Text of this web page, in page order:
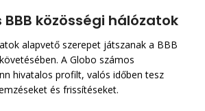
közösségi hálózatok
alapvető szerepet játszanak a BBB
A Globo számos
hivatalos profilt, valós időben tesz
és frissítéseket.